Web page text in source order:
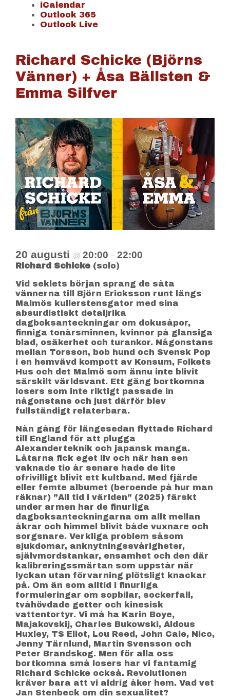
iCalendar
Outlook 365
Outlook Live
Richard Schicke (Björns
Vänner) + Åsa Bällsten &
Emma Silfver
20 augusti @ 20:00 – 22:00
Richard Schicke (solo)
Vid seklets början sprang de såta
vännerna till Björn Ericksson runt längs
Malmös kullerstensgator med sina
absurdistiskt detaljrika
dagboksanteckningar om dokusåpor,
finniga tonårsminnen, kvinnor på glansiga
blad, osäkerhet och turankor. Någonstans
mellan Torsson, bob hund och Svensk Pop
i en hemvävd kompott av Konsum, Folkets
Hus och det Malmö som ännu inte blivit
särskilt världsvant. Ett gäng bortkomna
losers som inte riktigt passade in
någonstans och just därför blev
fullständigt relaterbara.
Nån gång för längesedan flyttade Richard
till England för att plugga
Alexanderteknik och japansk manga.
Låtarna fick eget liv och när han sen
vaknade tio år senare hade de lite
ofrivilligt blivit ett kultband. Med fjärde
eller femte albumet (beroende på hur man
räknar) ”All tid i världen” (2025) färskt
under armen har de finurliga
dagboksanteckningarna om allt mellan
åkrar och himmel blivit både vuxnare och
sorgsnare. Verkliga problem såsom
sjukdomar, anknytningssvårigheter,
självmordstankar, ensamhet och den där
kalibreringssmärtan som uppstår när
lyckan utan förvarning plötsligt knackar
på. Om än som alltid i finurliga
formuleringar om sopbilar, sockerfall,
tvåhövdade getter och kinesisk
vattentortyr. Vi må ha Karin Boye,
Majakovskij, Charles Bukowski, Aldous
Huxley, TS Eliot, Lou Reed, John Cale, Nico,
Jenny Tärnlund, Martin Svensson och
Peter Brandskog. Men för alla oss
bortkomna små losers har vi fantamig
Richard Schicke också. Revolutionen
kräver bara att vi aldrig åker hem. Vad vet
Jan Stenbeck om din sexualitet?